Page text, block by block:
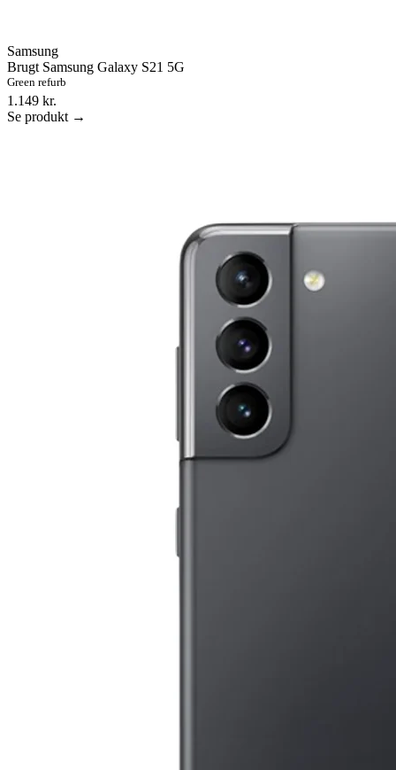
Samsung
Brugt Samsung Galaxy S21 5G
Green refurb
1.149 kr.
Se produkt →